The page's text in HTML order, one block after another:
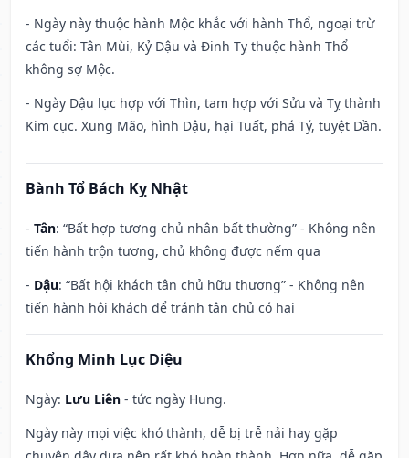
- Ngày này thuộc hành Mộc khắc với hành Thổ, ngoại trừ
các tuổi: Tân Mùi, Kỷ Dậu và Đinh Tỵ thuộc hành Thổ
không sợ Mộc.
- Ngày Dậu lục hợp với Thìn, tam hợp với Sửu và Tỵ thành
Kim cục. Xung Mão, hình Dậu, hại Tuất, phá Tý, tuyệt Dần.
Bành Tổ Bách Kỵ Nhật
- Tân: “Bất hợp tương chủ nhân bất thường” - Không nên
tiến hành trộn tương, chủ không được nếm qua
- Dậu: “Bất hội khách tân chủ hữu thương” - Không nên
tiến hành hội khách để tránh tân chủ có hại
Khổng Minh Lục Diệu
Ngày: Lưu Liên - tức ngày Hung.
Ngày này mọi việc khó thành, dễ bị trễ nải hay gặp